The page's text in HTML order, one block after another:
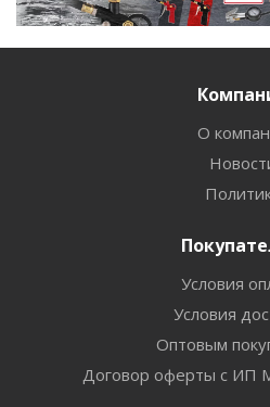
О
Условия
Условия
Оптовым
Договор оферты с ИП